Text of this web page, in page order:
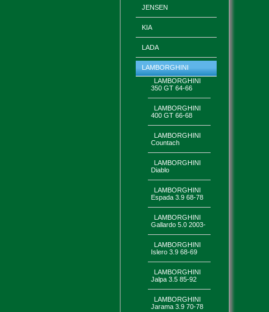
JENSEN
KIA
LADA
LAMBORGHINI
LAMBORGHINI
350 GT 64-66
LAMBORGHINI
400 GT 66-68
LAMBORGHINI
Countach
LAMBORGHINI
Diablo
LAMBORGHINI
Espada 3.9 68-78
LAMBORGHINI
Gallardo 5.0 2003-
LAMBORGHINI
Islero 3.9 68-69
LAMBORGHINI
Jalpa 3.5 85-92
LAMBORGHINI
Jarama 3.9 70-78